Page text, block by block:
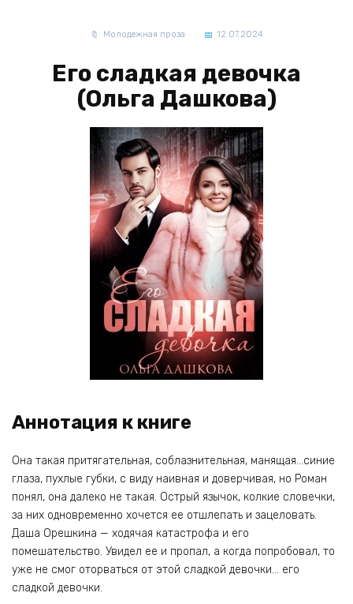
Молодежная проза 12.07.2024
Его сладкая девочка
(Ольга Дашкова)
Аннотация к книге
Она такая притягательная, соблазнительная, манящая…синие
глаза, пухлые губки, с виду наивная и доверчивая, но Роман
понял, она далеко не такая. Острый язычок, колкие словечки,
за них одновременно хочется ее отшлепать и зацеловать.
Даша Орешкина — ходячая катастрофа и его
помешательство. Увидел ее и пропал, а когда попробовал, то
уже не смог оторваться от этой сладкой девочки… его
сладкой девочки.